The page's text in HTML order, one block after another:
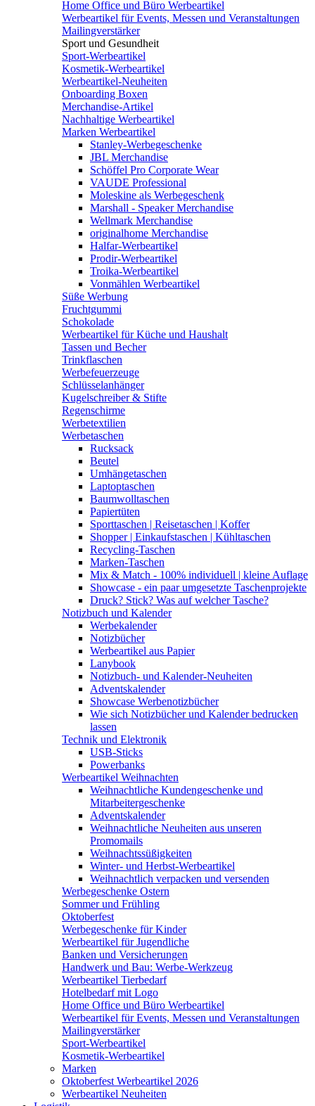
Home Office und Büro Werbeartikel
Werbeartikel für Events, Messen und Veranstaltungen
Mailingverstärker
Sport und Gesundheit
Sport-Werbeartikel
Kosmetik-Werbeartikel
Werbeartikel-Neuheiten
Onboarding Boxen
Merchandise-Artikel
Nachhaltige Werbeartikel
Marken Werbeartikel
Stanley-Werbegeschenke
JBL Merchandise
Schöffel Pro Corporate Wear
VAUDE Professional
Moleskine als Werbegeschenk
Marshall - Speaker Merchandise
Wellmark Merchandise
originalhome Merchandise
Halfar-Werbeartikel
Prodir-Werbeartikel
Troika-Werbeartikel
Vonmählen Werbeartikel
Süße Werbung
Fruchtgummi
Schokolade
Werbeartikel für Küche und Haushalt
Tassen und Becher
Trinkflaschen
Werbefeuerzeuge
Schlüsselanhänger
Kugelschreiber & Stifte
Regenschirme
Werbetextilien
Werbetaschen
Rucksack
Beutel
Umhängetaschen
Laptoptaschen
Baumwolltaschen
Papiertüten
Sporttaschen | Reisetaschen | Koffer
Shopper | Einkaufstaschen | Kühltaschen
Recycling-Taschen
Marken-Taschen
Mix & Match - 100% individuell | kleine Auflage
Showcase - ein paar umgesetzte Taschenprojekte
Druck? Stick? Was auf welcher Tasche?
Notizbuch und Kalender
Werbekalender
Notizbücher
Werbeartikel aus Papier
Lanybook
Notizbuch- und Kalender-Neuheiten
Adventskalender
Showcase Werbenotizbücher
Wie sich Notizbücher und Kalender bedrucken
lassen
Technik und Elektronik
USB-Sticks
Powerbanks
Werbeartikel Weihnachten
Weihnachtliche Kundengeschenke und
Mitarbeitergeschenke
Adventskalender
Weihnachtliche Neuheiten aus unseren
Promomails
Weihnachtssüßigkeiten
Winter- und Herbst-Werbeartikel
Weihnachtlich verpacken und versenden
Werbegeschenke Ostern
Sommer und Frühling
Oktoberfest
Werbegeschenke für Kinder
Werbeartikel für Jugendliche
Banken und Versicherungen
Handwerk und Bau: Werbe-Werkzeug
Werbeartikel Tierbedarf
Hotelbedarf mit Logo
Home Office und Büro Werbeartikel
Werbeartikel für Events, Messen und Veranstaltungen
Mailingverstärker
Sport-Werbeartikel
Kosmetik-Werbeartikel
Marken
Oktoberfest Werbeartikel 2026
Werbeartikel Neuheiten